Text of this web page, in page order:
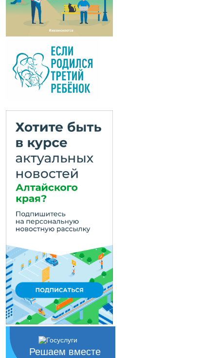
Решаем вместе